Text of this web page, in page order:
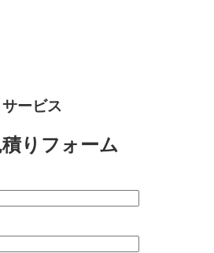
ービス
りフォーム